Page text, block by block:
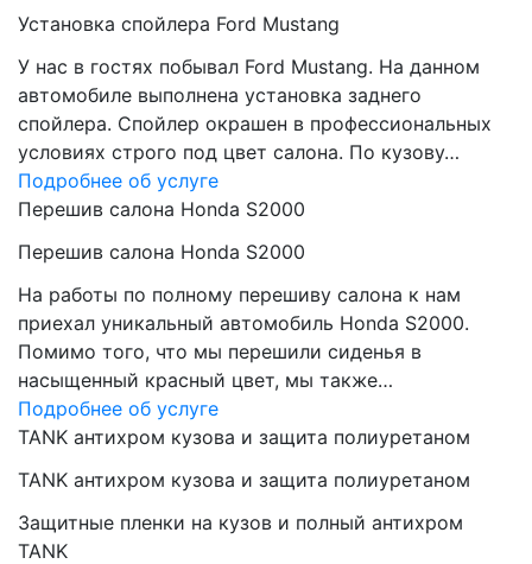
Установка спойлера Ford Mustang
У нас в гостях побывал Ford Mustang. На данном
автомобиле выполнена установка заднего
спойлера. Спойлер окрашен в профессиональных
условиях строго под цвет салона. По кузову…
Подробнее об услуге
Перешив салона Honda S2000
Перешив салона Honda S2000
На работы по полному перешиву салона к нам
приехал уникальный автомобиль Honda S2000.
Помимо того, что мы перешили сиденья в
насыщенный красный цвет, мы также…
Подробнее об услуге
TANK антихром кузова и защита полиуретаном
TANK антихром кузова и защита полиуретаном
Защитные пленки на кузов и полный антихром
TANK